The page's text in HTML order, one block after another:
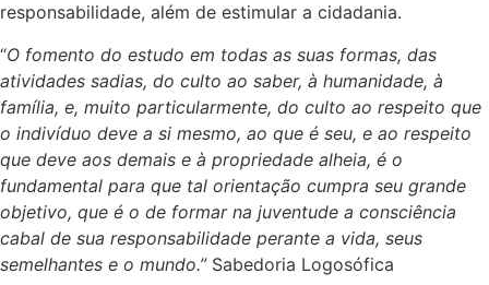
responsabilidade, além de estimular a cidadania.
“O fomento do estudo em todas as suas formas, das
atividades sadias, do culto ao saber, à humanidade, à
família, e, muito particularmente, do culto ao respeito que
o indivíduo deve a si mesmo, ao que é seu, e ao respeito
que deve aos demais e à propriedade alheia, é o
fundamental para que tal orientação cumpra seu grande
objetivo, que é o de formar na juventude a consciência
cabal de sua responsabilidade perante a vida, seus
semelhantes e o mundo.” Sabedoria Logosófica